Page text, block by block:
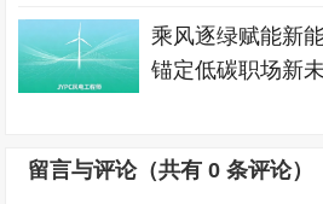
乘风逐绿赋能新
锚定低碳职场新
留言与评论（共有0 条评论）